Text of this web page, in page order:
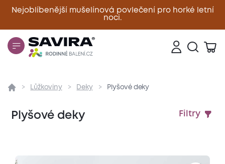
Nejoblíbenější mušelínová povlečení pro horké letní
noci.
Zavřít
Lůžkoviny Deky Plyšové deky
Plyšové deky Filtry